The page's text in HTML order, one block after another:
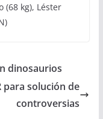
(68 kg), Léster
dinosaurios
para solución de
controversias